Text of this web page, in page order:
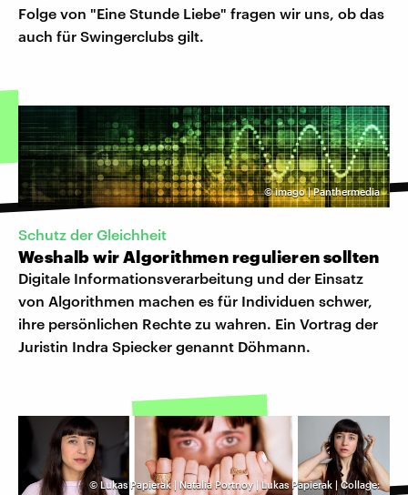
Folge von "Eine Stunde Liebe" fragen wir uns, ob das
auch für Swingerclubs gilt.
©imago | Panthermedia
Schutz der Gleichheit
Weshalb wir Algorithmen regulieren sollten
Digitale Informationsverarbeitung und der Einsatz
von Algorithmen machen es für Individuen schwer,
ihre persönlichen Rechte zu wahren. Ein Vortrag der
Juristin Indra Spiecker genannt Döhmann.
©Lukas Papierak | Natalia Portnoy | Lukas Papierak | Collage: